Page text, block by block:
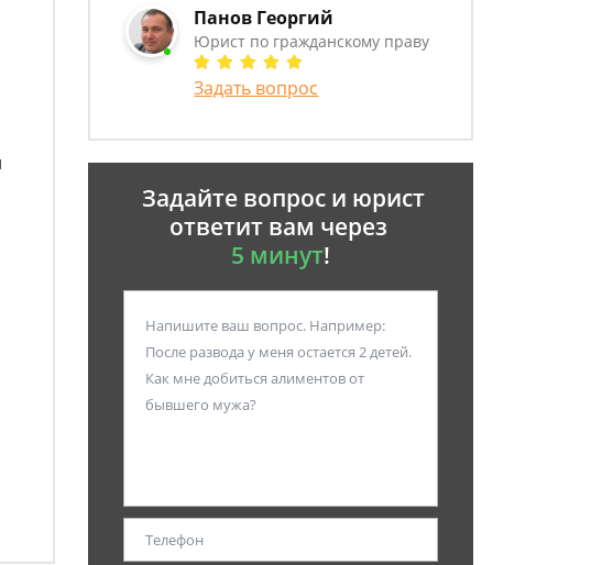
Панов Георгий
Юрист по гражданскому праву
Задать вопрос
Задайте вопрос и юрист
ответит вам через
5 минут!